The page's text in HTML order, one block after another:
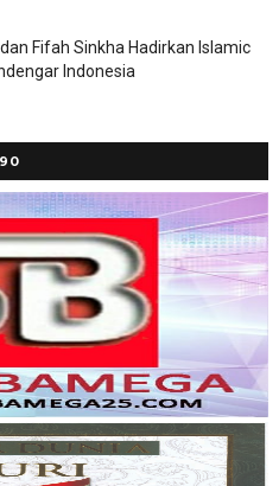
Fifah Sinkha Hadirkan Islamic
Indonesia